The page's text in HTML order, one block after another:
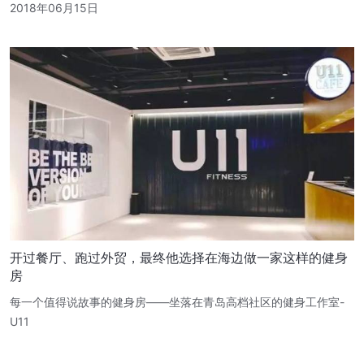
2018年06月15日
开过餐厅、跑过外贸，最终他选择在海边做一家这样的健身
房
每一个值得说故事的健身房——坐落在青岛高档社区的健身工作室-
U11